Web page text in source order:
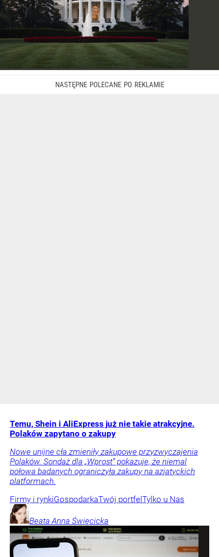
Temu, Shein i AliExpress już nie takie atrakcyjne.
Polaków zapytano o zakupy
Nowe unijne cła zmieniły zakupowe przyzwyczajenia
Polaków. Sondaż dla „Wprost” pokazuje, że niemal
połowa badanych ograniczyła zakupy na azjatyckich
platformach.
Firmy i rynkiGospodarkaTwój portfel Tylko u Nas
Beata Anna Święcicka